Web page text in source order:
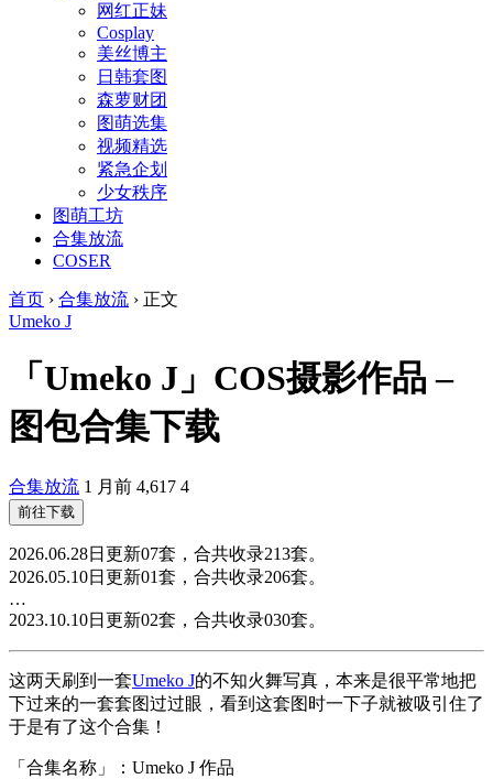
网红正妹
Cosplay
美丝博主
日韩套图
森萝财团
图萌选集
视频精选
紧急企划
少女秩序
图萌工坊
合集放流
COSER
首页 › 合集放流 › 正文
Umeko J
「Umeko J」COS摄影作品 –
图包合集下载
合集放流 1 月前 4,617 4
前往下载
2026.06.28日更新07套，合共收录213套。
2026.05.10日更新01套，合共收录206套。
…
2023.10.10日更新02套，合共收录030套。
这两天刷到一套Umeko J的不知火舞写真，本来是很平常地把
下过来的一套套图过过眼，看到这套图时一下子就被吸引住了
于是有了这个合集！
「合集名称」：Umeko J 作品